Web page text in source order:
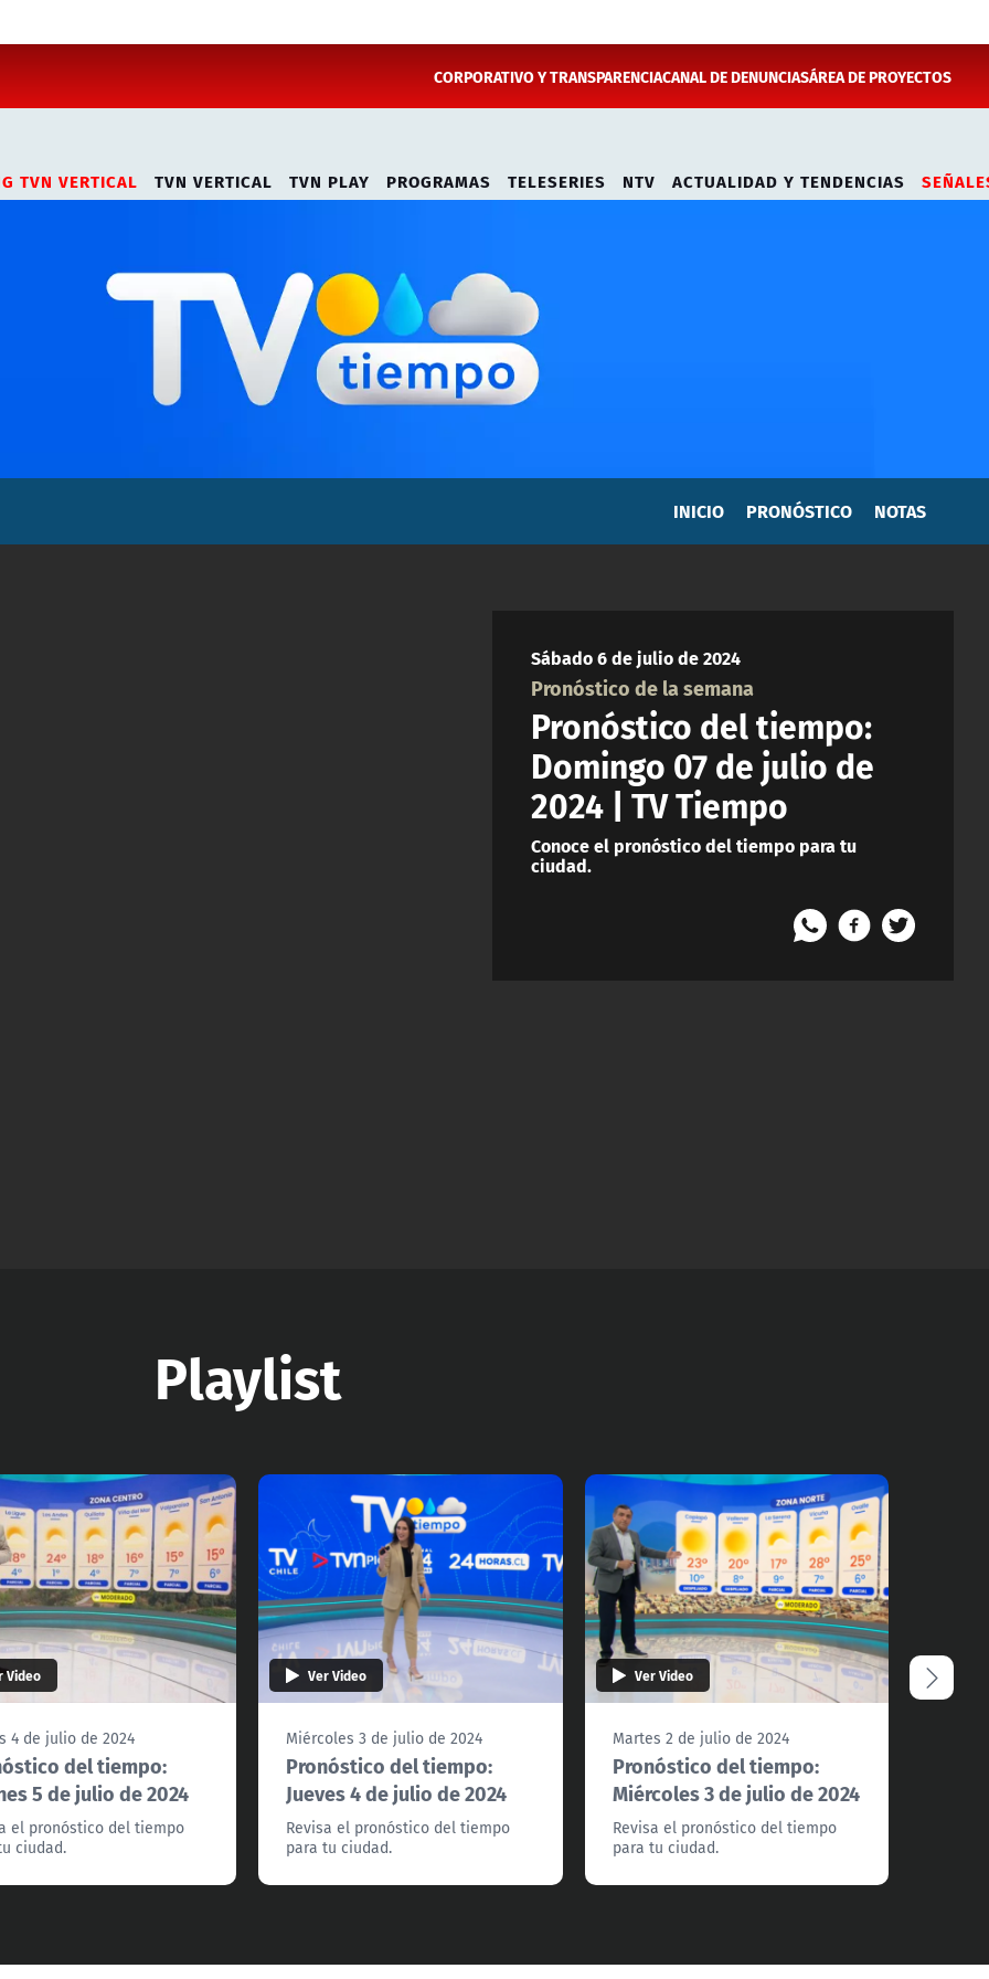
CORPORATIVO Y TRANSPARENCIACANAL DE DENUNCIASÁREA DE PROYECTOS
TVN VERTICAL TVN VERTICAL TVN PLAY PROGRAMAS TELESERIES NTV ACTUALIDAD Y TENDENCIAS
INICIO PRONÓSTICO NOTAS
Sábado 6 de julio de 2024
Pronóstico de la semana
Pronóstico del tiempo:
Domingo 07 de julio de
2024 | TV Tiempo
Conoce el pronóstico del tiempo para tu
ciudad.
Playlist
Video
4 de julio de 2024
del tiempo:
5 de julio de 2024
el pronóstico del tiempo
ciudad.
Ver Video
Miércoles 3 de julio de 2024
Pronóstico del tiempo:
Jueves 4 de julio de 2024
Revisa el pronóstico del tiempo
para tu ciudad.
Ver Video
Martes 2 de julio de 2024
Pronóstico del tiempo:
Miércoles 3 de julio de 2024
Revisa el pronóstico del tiempo
para tu ciudad.